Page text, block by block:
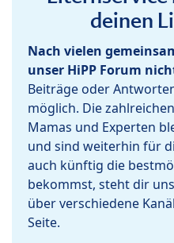
deinen
Nach vielen
unser HiPP Forum
Beiträge oder
möglich. Die
Mamas und Experten
und sind weiterhin für
auch künftig die
bekommst, steht dir
über verschiedene
Seite.